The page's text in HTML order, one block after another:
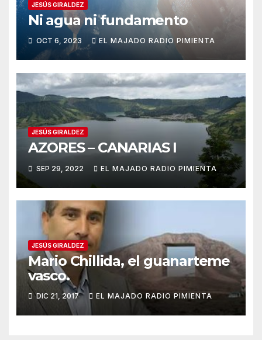
JESÚS GIRALDEZ
Ni agua ni fundamento
OCT 6, 2023 EL MAJADO RADIO PIMIENTA
JESÚS GIRALDEZ
AZORES – CANARIAS I
SEP 29, 2022 EL MAJADO RADIO PIMIENTA
JESÚS GIRALDEZ
Mario Chillida, el guanarteme
vasco.
DIC 21, 2017 EL MAJADO RADIO PIMIENTA